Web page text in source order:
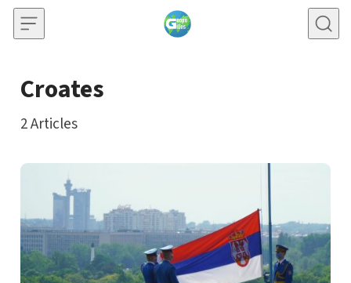
Skip to content
Croates
2Articles